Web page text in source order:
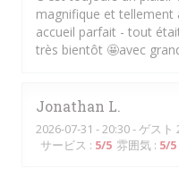
magnifique et tellement
accueil parfait - tout
très bientôt 🤩avec
Jonathan L
2026-07-31 - 20:30 - ゲスト
サービス : 5/5 雰囲気 : 5/5